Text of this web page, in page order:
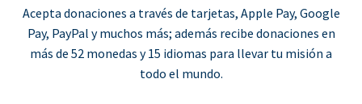
Acepta donaciones a través de tarjetas, Apple Pay, Google
Pay, PayPal y muchos más; además recibe donaciones en
más de 52 monedas y 15 idiomas para llevar tu misión a
todo el mundo.